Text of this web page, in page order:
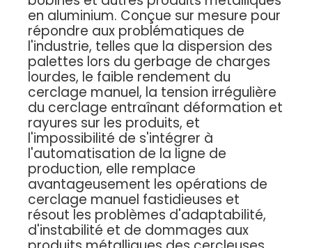
en aluminium. Conçue sur mesure pour
répondre aux problématiques de
l'industrie, telles que la dispersion des
palettes lors du gerbage de charges
lourdes, le faible rendement du
cerclage manuel, la tension irrégulière
du cerclage entraînant déformation et
rayures sur les produits, et
l'impossibilité de s'intégrer à
l'automatisation de la ligne de
production, elle remplace
avantageusement les opérations de
cerclage manuel fastidieuses et
résout les problèmes d'adaptabilité,
d'instabilité et de dommages aux